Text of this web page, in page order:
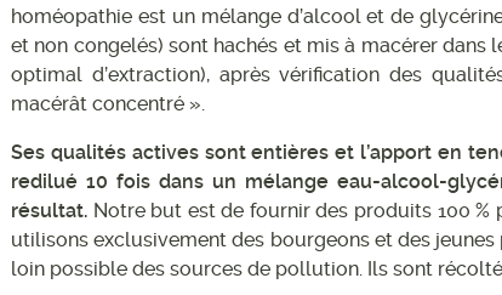
homéopathie est un mélange d’alcool et de
et non congelés) sont hachés et mis à macérer
optimal d’extraction), après vérification des
macérât concentré ».
Ses qualités actives sont entières et l’apport en
redilué 10 fois dans un mélange eau-alcool-
résultat. Notre but est de fournir des produits 100 %
utilisons exclusivement des bourgeons et des
loin possible des sources de pollution. Ils sont